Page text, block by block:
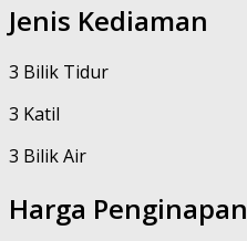
Jenis Kediaman
3 Bilik Tidur
3 Katil
3 Bilik Air
Harga Penginapan